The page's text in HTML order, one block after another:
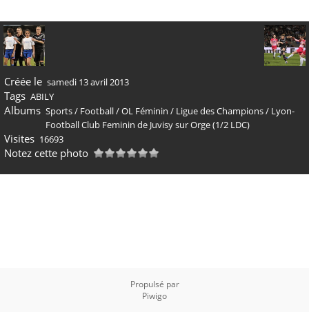
Créée le samedi 13 avril 2013
Tags ABILY
Albums Sports/ Football/OL Féminin / Ligue des Champions/ Lyon-
Football Club Feminin de Juvisy sur Orge (1/2 LDC)
Visites 16693
Notez cette photo
Propulsé par
Piwigo